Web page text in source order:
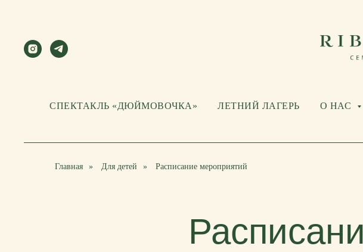
СПЕКТАКЛЬ «ДЮЙМОВОЧКА» ЛЕТНИЙ ЛАГЕРЬ О НАС
Главная » Для детей » Расписание мероприятий